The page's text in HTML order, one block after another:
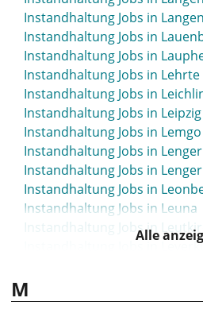
Instandhaltung Jobs in
Instandhaltung Jobs in
Instandhaltung Jobs in
Instandhaltung Jobs in Lehrte
Instandhaltung Jobs in
Instandhaltung Jobs in Leipzig
Instandhaltung Jobs in Lemgo
Instandhaltung Jobs in
Instandhaltung Jobs in
Instandhaltung Jobs in
Instandhaltung Jobs in Leuna
Instandhaltung Jobs in
Instandhaltung Jobs in
Instandhaltung Jobs in
Instandhaltung Jobs in
Alle
M